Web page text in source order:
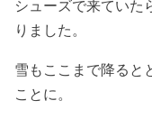
シューズで来ていた
りました。
雪もここまで降ると
ことに。